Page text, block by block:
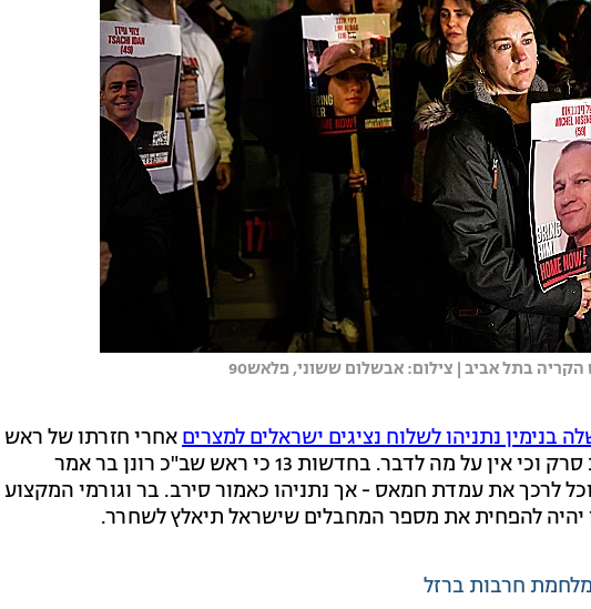
בתל אביב | צילום: אבשלום ששוני, פלאש90
בנימין נתניהו לשלוח נציגים ישראלים למצריםאחרי חזרתו של ראש
המוסד, לאחר שטען שמדובר בשיחות סרק וכי אין על מה לדבר. בחדשות 13 כי ראש שב"כ רונן בר אמר
לרכך את עמדת חמאס - אך נתניהו כאמור סירב. בר וגורמי המקצוע
להפחית את מספר המחבלים שישראל תיאלץ לשחרר.
מלחמת חרבות ברזל